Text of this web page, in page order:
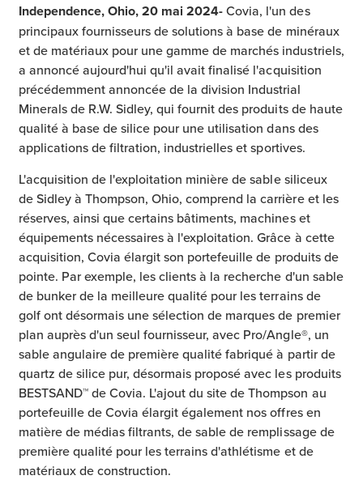
Independence, Ohio, 20 mai 2024-Covia, l'un des
principaux fournisseurs de solutions à base de minéraux
et de matériaux pour une gamme de marchés industriels,
a annoncé aujourd'hui qu'il avait finalisé l'acquisition
précédemment annoncée de la division Industrial
Minerals de R.W. Sidley, qui fournit des produits de haute
qualité à base de silice pour une utilisation dans des
applications de filtration, industrielles et sportives.
L'acquisition de l'exploitation minière de sable siliceux
de Sidley à Thompson, Ohio, comprend la carrière et les
réserves, ainsi que certains bâtiments, machines et
équipements nécessaires à l'exploitation. Grâce à cette
acquisition, Covia élargit son portefeuille de produits de
pointe. Par exemple, les clients à la recherche d'un sable
de bunker de la meilleure qualité pour les terrains de
golf ont désormais une sélection de marques de premier
plan auprès d'un seul fournisseur, avec Pro/Angle®, un
sable angulaire de première qualité fabriqué à partir de
quartz de silice pur, désormais proposé avec les produits
BESTSAND™ de Covia. L'ajout du site de Thompson au
portefeuille de Covia élargit également nos offres en
matière de médias filtrants, de sable de remplissage de
première qualité pour les terrains d'athlétisme et de
matériaux de construction.